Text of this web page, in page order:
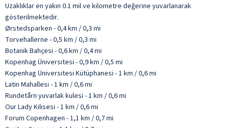
Uzaklıklar en yakın 0.1 mil ve kilometre değerine yuvarlanarak
gösterilmektedir.
Ørstedsparken - 0,4 km / 0,3 mi
Torvehallerne - 0,5 km / 0,3 mi
Botanik Bahçesi - 0,6 km / 0,4 mi
Kopenhag Üniversitesi - 0,9 km / 0,5 mi
Kopenhag Üniversitesi Kütüphanesi - 1 km / 0,6 mi
Latin Mahallesi - 1 km / 0,6 mi
Rundetårn yuvarlak kulesi - 1 km / 0,6 mi
Our Lady Kilisesi - 1 km / 0,6 mi
Forum Copenhagen - 1,1 km / 0,7 mi